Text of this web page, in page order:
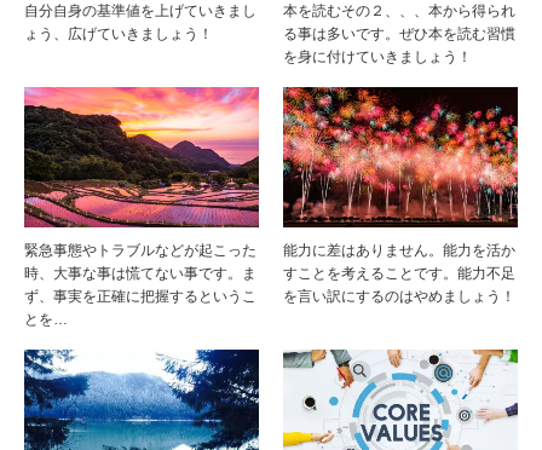
自分自身の基準値を上げていきまし
ょう、広げていきましょう！
本を読むその２、、、本から得られ
る事は多いです。ぜひ本を読む習慣
を身に付けていきましょう！
緊急事態やトラブルなどが起こった
時、大事な事は慌てない事です。ま
ず、事実を正確に把握するというこ
とを…
能力に差はありません。能力を活か
すことを考えることです。能力不足
を言い訳にするのはやめましょう！